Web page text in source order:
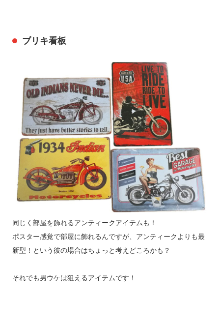
ブリキ看板
同じく部屋を飾れるアンティークアイテムも！
ポスター感覚で部屋に飾れるんですが、アンティークよりも最
新型！という彼の場合はちょっと考えどころかも？
それでも男ウケは狙えるアイテムです！